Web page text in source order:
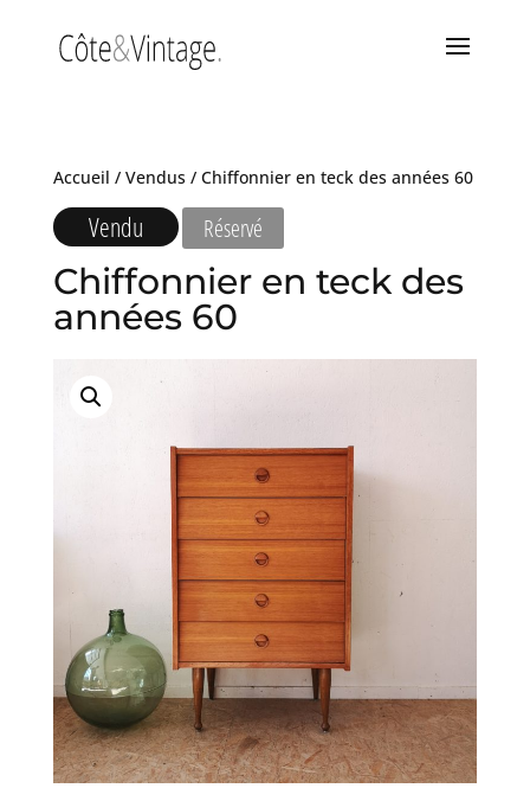
Accueil / Vendus/ Chiffonnier en teck des années 60
Vendu Réservé
Chiffonnier en teck des
années 60